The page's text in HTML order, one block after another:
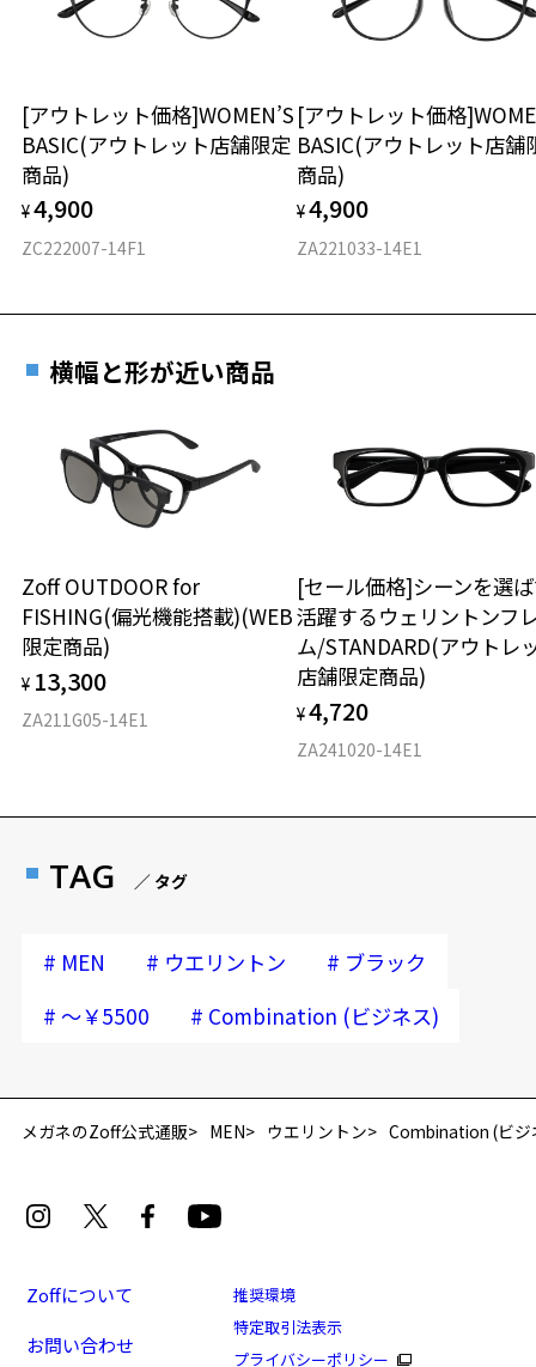
再入荷お知らせメールのお申し込み
[アウトレット価格]オンでもオフでも活躍する、多用
タイプ
材質
フロント素材：アセテート
[アウトレット価格]WOMEN’S
BASIC(アウトレット店舗限定
商品)
¥4,900
ZC222007-14F1
[アウトレット価格
BASIC(アウトレット店舗
商品)
¥4,900
ZA221033-14E1
横幅と形が近い商品
Zoff OUTDOOR for
FISHING(偏光機能搭載)(WEB
限定商品)
¥ 13,300
ZA211G05-14E1
[セール価格]シーンを選
活躍するウェリントンフ
ム/STANDARD(アウトレ
店舗限定商品)
¥4,720
ZA241020-14E1
TAG ／ タグ
# MEN # ウエリントン # ブラック
# ～￥5500 # Combination (ビジネス)
メガネのZoff公式通販 MEN ウエリントン Combination (ビジ
Zoffについて
お問い合わせ
推奨環境
特定取引法表示
プライバシーポリシー